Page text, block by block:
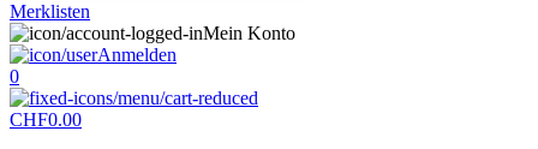
Merklisten
Mein Konto
Anmelden
0
CHF0.00